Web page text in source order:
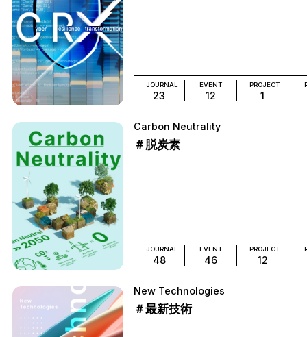
JOURNAL
23
EVENT
12
PROJECT
1
Carbon Neutrality
＃脱炭素
JOURNAL
48
EVENT
46
PROJECT
12
New Technologies
＃最新技術